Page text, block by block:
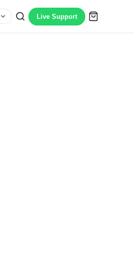
Live Support